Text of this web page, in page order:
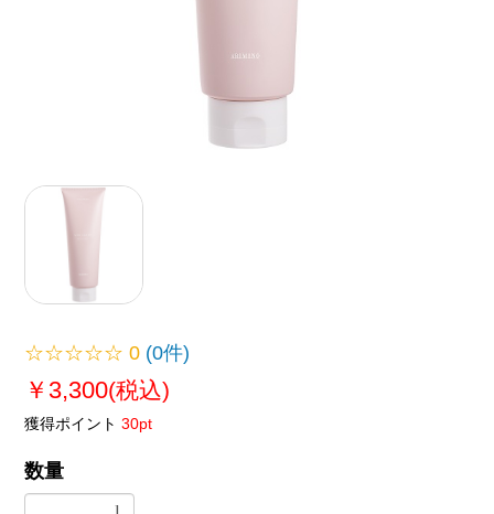
☆☆☆☆☆0 (0件)
￥3,300(税込)
獲得ポイント 30pt
数量